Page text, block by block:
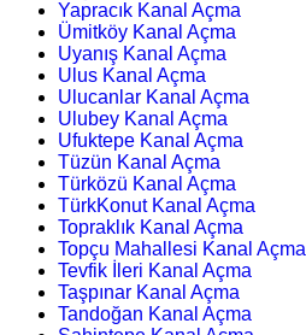
Yapracık Kanal Açma
Ümitköy Kanal Açma
Uyanış Kanal Açma
Ulus Kanal Açma
Ulucanlar Kanal Açma
Ulubey Kanal Açma
Ufuktepe Kanal Açma
Tüzün Kanal Açma
Türközü Kanal Açma
TürkKonut Kanal Açma
Topraklık Kanal Açma
Topçu Mahallesi Kanal Açma
Tevfik İleri Kanal Açma
Taşpınar Kanal Açma
Tandoğan Kanal Açma